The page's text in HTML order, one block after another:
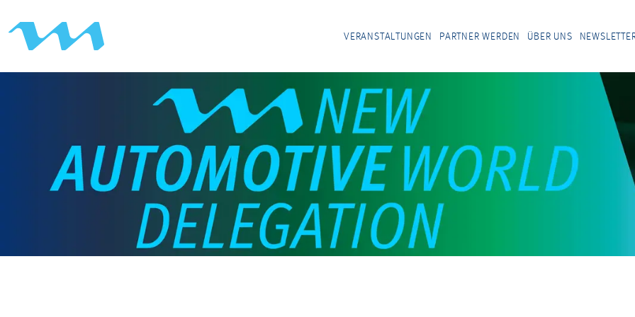
VERANSTALTUNGEN PARTNER WERDEN ÜBER UNS